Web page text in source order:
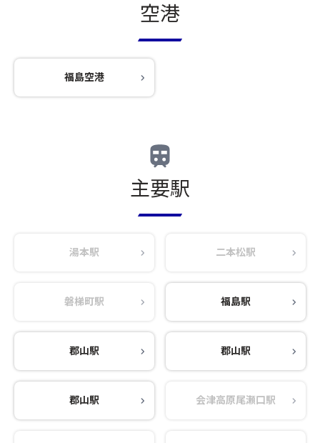
空港
福島空港
主要駅
湯本駅 二本松駅
磐梯町駅 福島駅
郡山駅 郡山駅
郡山駅 会津高原尾瀬口駅